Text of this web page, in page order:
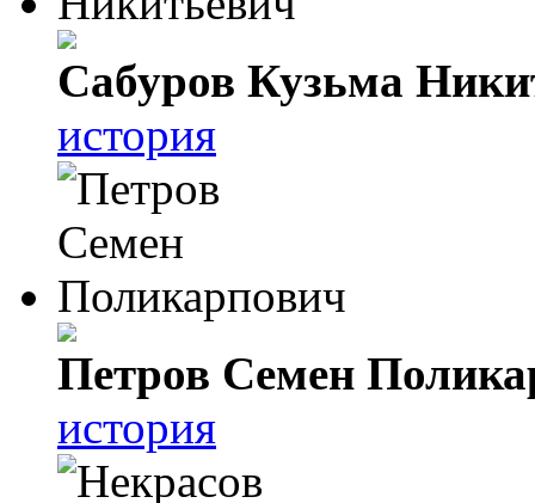
Сабуров Кузьма
история
Петров Семен
история